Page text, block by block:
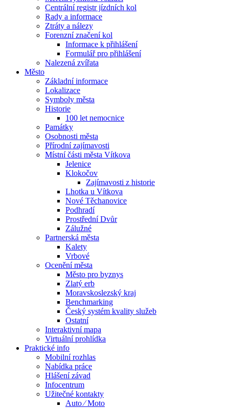
Centrální registr jízdních kol
Rady a informace
Ztráty a nálezy
Forenzní značení kol
Informace k přihlášení
Formulář pro přihlášení
Nalezená zvířata
Město
Základní informace
Lokalizace
Symboly města
Historie
100 let nemocnice
Památky
Osobnosti města
Přírodní zajímavosti
Místní části města Vítkova
Jelenice
Klokočov
Zajímavosti z historie
Lhotka u Vítkova
Nové Těchanovice
Podhradí
Prostřední Dvůr
Zálužné
Partnerská města
Kalety
Vrbové
Ocenění města
Město pro byznys
Zlatý erb
Moravskoslezský kraj
Benchmarking
Český systém kvality služeb
Ostatní
Interaktivní mapa
Virtuální prohlídka
Praktické info
Mobilní rozhlas
Nabídka práce
Hlášení závad
Infocentrum
Užitečné kontakty
Auto ⁄ Moto